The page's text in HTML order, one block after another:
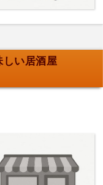
しい居酒屋